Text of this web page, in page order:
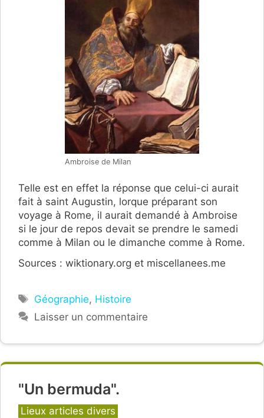
Ambroise de Milan
Telle est en effet la réponse que celui-ci aurait
fait à saint Augustin, lorque préparant son
voyage à Rome, il aurait demandé à Ambroise
si le jour de repos devait se prendre le samedi
comme à Milan ou le dimanche comme à Rome.
Sources : wiktionary.org et miscellanees.me
Étiquettes
Géographie, Histoire
Laisser un commentaire
"Un bermuda".
Catégories
Lieux articles divers